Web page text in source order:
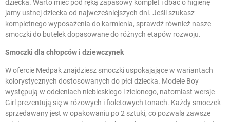
dziecka. Warto mieć pod ręką zapasowy komplet i dbać o higienę
jamy ustnej dziecka od najwcześniejszych dni. Jeśli szukasz
kompletnego wyposażenia do karmienia, sprawdź również nasze
smoczki do butelekdopasowane do różnych etapów rozwoju.
Smoczki dla chłopców i dziewczynek
W ofercie Medpak znajdziesz smoczki uspokajające w wariantach
kolorystycznych dostosowanych do płci dziecka. Modele Boy
występują w odcieniach niebieskiego i zielonego, natomiast wersje
Girl prezentują się w różowych i fioletowych tonach. Każdy smoczek
sprzedawany jest w opakowaniu po 2 sztuki, co pozwala zawsze